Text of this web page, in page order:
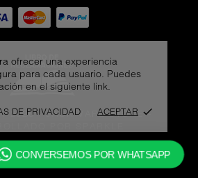
ofrecer una experiencia
para cada usuario. Puedes
en el siguiente link.
DE PRIVACIDAD ACEPTAR done
G S/. 190,00
AL CARRITO
CONVERSEMOS POR WHATSAPP
2026 - JACK VAPE STORE-